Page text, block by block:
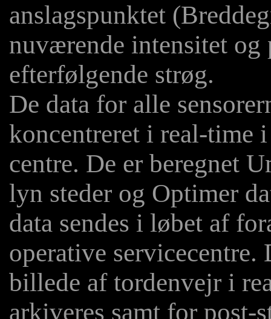
anslagspunktet
nuværende intensitet
efterfølgende strøg.
De data for alle
koncentreret i real-time
centre. De er beregnet
lyn steder og Optimer
data sendes i løbet af
operative
billede af tordenvejr i
arkiveres samt for post-